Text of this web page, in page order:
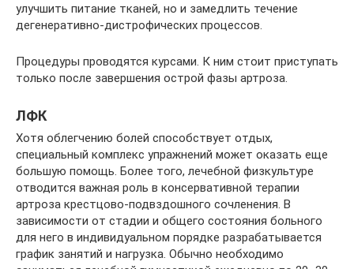
улучшить питание тканей, но и замедлить течение
дегенеративно-дистрофических процессов.
Процедуры проводятся курсами. К ним стоит приступать
только после завершения острой фазы артроза.
ЛФК
Хотя облегчению болей способствует отдых,
специальный комплекс упражнений может оказать еще
большую помощь. Более того, лечебной физкультуре
отводится важная роль в консервативной терапии
артроза крестцово-подвздошного сочленения. В
зависимости от стадии и общего состояния больного
для него в индивидуальном порядке разрабатывается
график занятий и нагрузка. Обычно необходимо